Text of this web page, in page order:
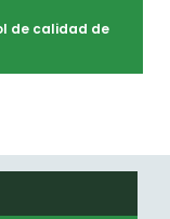
de calidad de